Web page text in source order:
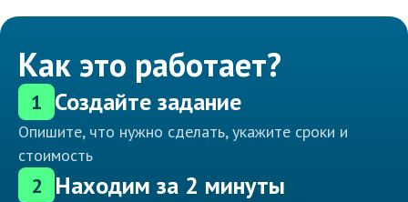
Как это работает?
1 Создайте задание
Опишите, что нужно сделать, укажите сроки и
стоимость
2 Находим за 2 минуты